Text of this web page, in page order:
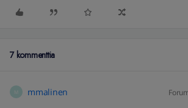
7 kommenttia
M mmalinen